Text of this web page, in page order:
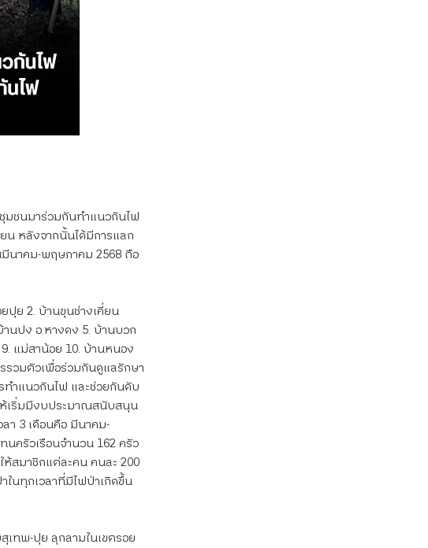
มชนมาร่วมกันทำแนวกันไฟ
น หลังจากนั้นได้มีการแลก
มีนาคม-พฤษภาคม 2568 ถือ
ปุย 2. บ้านขุนช่างเคี่ยน
านปง อ.หางดง 5. บ้านบวก
แม่สาน้อย 10. บ้านหนอง
รวมตัวเพื่อร่วมกันดูแลรักษา
ำแนวกันไฟ และช่วยกันดับ
เริ่มมีงบประมาณสนับสนุน
า 3 เดือนคือ มีนาคม-
ครัวเรือนจำนวน 162 ครัว
สมาชิกแต่ละคน คนละ 200
ในทุกเวลาที่มีไฟป่าเกิดขึ้น
เทพ-ปุย ลุกลามในเขตรอย